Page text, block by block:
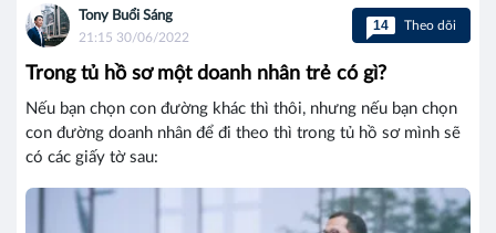
Tony Buổi Sáng
21:15 30/06/2022
14 Theo dõi
Trong tủ hồ sơ một doanh nhân trẻ có gì?
Nếu bạn chọn con đường khác thì thôi, nhưng nếu bạn chọn
con đường doanh nhân để đi theo thì trong tủ hồ sơ mình sẽ
có các giấy tờ sau: